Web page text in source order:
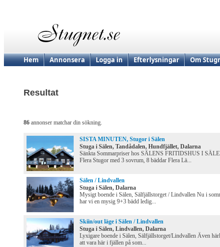
Hem Annonsera Logga in Efterlysningar Om
Resultat
86 annonser matchar din sökning.
SISTA MINUTEN, Stugor i Sälen
Stuga i Sälen, Tandådalen, Hundfjället, Dalarna
Sänkta Sommarpriser hos SÄLENS FRITIDSHUS I
Flera Stugor med 3 sovrum, 8 bäddar Flera Lä...
Sälen / Lindvallen
Stuga i Sälen, Dalarna
Mysigt boende i Sälen, Sälfjällstorget / Lindvallen Nu i
har vi en mysig 9+3 bädd ledig...
Skiin/out läge i Sälen / Lindvallen
Stuga i Sälen, Lindvallen, Dalarna
Lyxigare boende i Sälen, Sälfjällstorget/Lindvallen Även
att vara här i fjällen på som...